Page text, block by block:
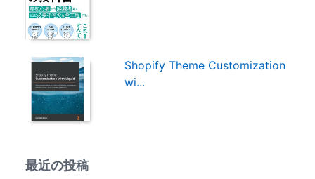
Shopify Theme Customization
wi...
最近の投稿